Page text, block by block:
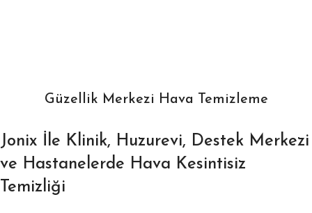
Güzellik Merkezi Hava Temizleme
Jonix İle Klinik, Huzurevi, Destek Merkezi
ve Hastanelerde Hava Kesintisiz
Temizliği